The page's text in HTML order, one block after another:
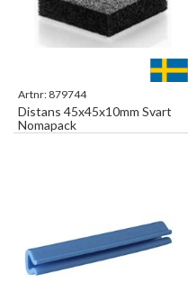
Artnr: 879744
Distans 45x45x10mm Svart
Nomapack